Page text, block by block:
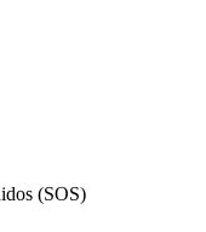
(SOS)